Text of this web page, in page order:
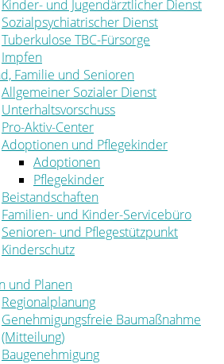
Kinder- und Jugendärztlicher Dienst
Sozialpsychiatrischer Dienst
Tuberkulose TBC-Fürsorge
Impfen
Familie und Senioren
Allgemeiner Sozialer Dienst
Unterhaltsvorschuss
Pro-Aktiv-Center
Adoptionen und Pflegekinder
Adoptionen
Pflegekinder
Beistandschaften
Familien- und Kinder-Servicebüro
Senioren- und Pflegestützpunkt
Kinderschutz
und Planen
Regionalplanung
Genehmigungsfreie Baumaßnahme
(Mitteilung)
Baugenehmigung